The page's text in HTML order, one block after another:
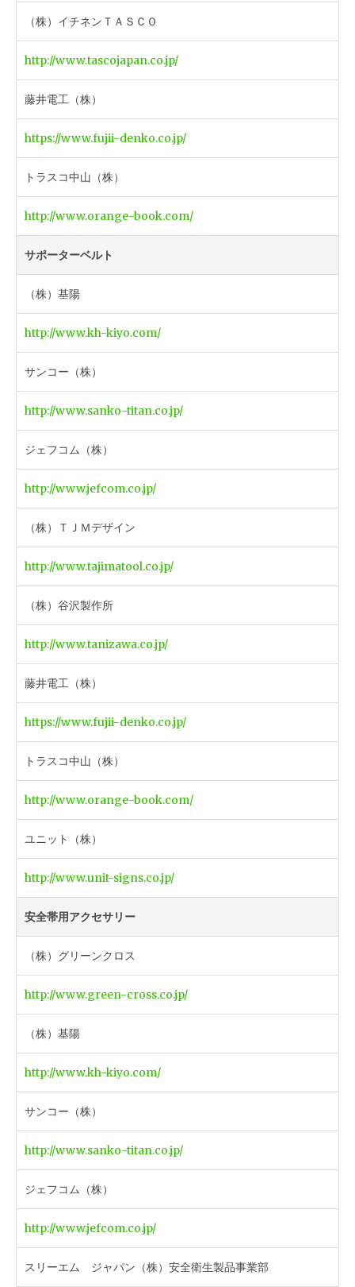
（株）イチネンＴＡＳＣＯ
http://www.tascojapan.co.jp/
藤井電工（株）
https://www.fujii-denko.co.jp/
トラスコ中山（株）
http://www.orange-book.com/
サポーターベルト
（株）基陽
http://www.kh-kiyo.com/
サンコー（株）
http://www.sanko-titan.co.jp/
ジェフコム（株）
http://www.jefcom.co.jp/
（株）ＴＪＭデザイン
http://www.tajimatool.co.jp/
（株）谷沢製作所
http://www.tanizawa.co.jp/
藤井電工（株）
https://www.fujii-denko.co.jp/
トラスコ中山（株）
http://www.orange-book.com/
ユニット（株）
http://www.unit-signs.co.jp/
安全帯用アクセサリー
（株）グリーンクロス
http://www.green-cross.co.jp/
（株）基陽
http://www.kh-kiyo.com/
サンコー（株）
http://www.sanko-titan.co.jp/
ジェフコム（株）
http://www.jefcom.co.jp/
スリーエム ジャパン（株）安全衛生製品事業部